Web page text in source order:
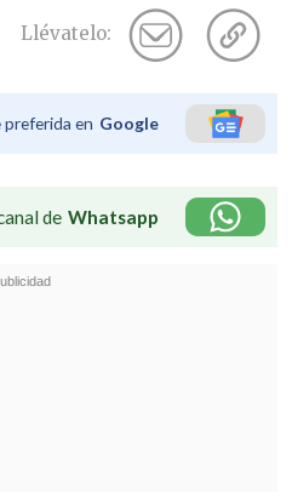
Llévatelo:
en Google
de Whatsapp